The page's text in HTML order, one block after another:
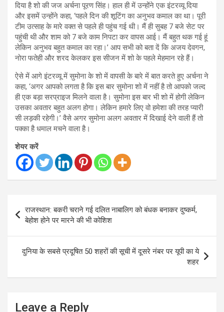
दिया है शो की जज अर्चना पूरण सिंह। हाल ही में उन्होंने एक इंटरव्यू दिया
और इसमें उन्होंने कहा, ‘पहले दिन की शूटिंग का अनुभव कमाल का था। पूरी
टीम उत्साह के मारे वक्त से पहले ही पहुंच गई थी। मैं ही सुबह 7 बजे सेट पर
पहुंची थी और शाम को 7 बजे काम निपटा कर वापस आई। मैं बहुत थक गई हूं
लेकिन अनुभव बहुत कमाल का रहा।’ आप सभी को बता दें कि अजय देवगन,
नोरा फतेही और शरद केलकर इस सीजन में शो के पहले मेहमान रहे हैं।
ऐसे में आगे इंटरव्यू में सुमोना के शो में वापसी के बारे में बात करते हुए अर्चना ने
कहा, ‘अगर आपको लगता है कि इस बार सुमोना शो में नहीं है तो आपको जल्द
ही एक बड़ा सरप्राइज मिलने वाला है। सुमोना इस बार भी शो में होगी लेकिन
उसका अवतार बहुत अलग होगा। लेकिन हमारे लिए वो हमेशा की तरह प्यारी
सी लड़की रहेगी।’ वैसे अगर सुमोना अलग अवतार में दिखाई देने वाली हैं तो
पक्का है धमाल मचने वाला है।
शेयर करें
navigation
राजस्थान: बकरी चराने गई दलित नाबालिग को बंधक बनाकर दुष्कर्म,
बेहोश होने पर मारने की भी कोशिश
दुनिया के सबसे प्रदूषित 50 शहरों की सूची में दूसरे नंबर पर यूपी का ये
शहर
Leave a Reply